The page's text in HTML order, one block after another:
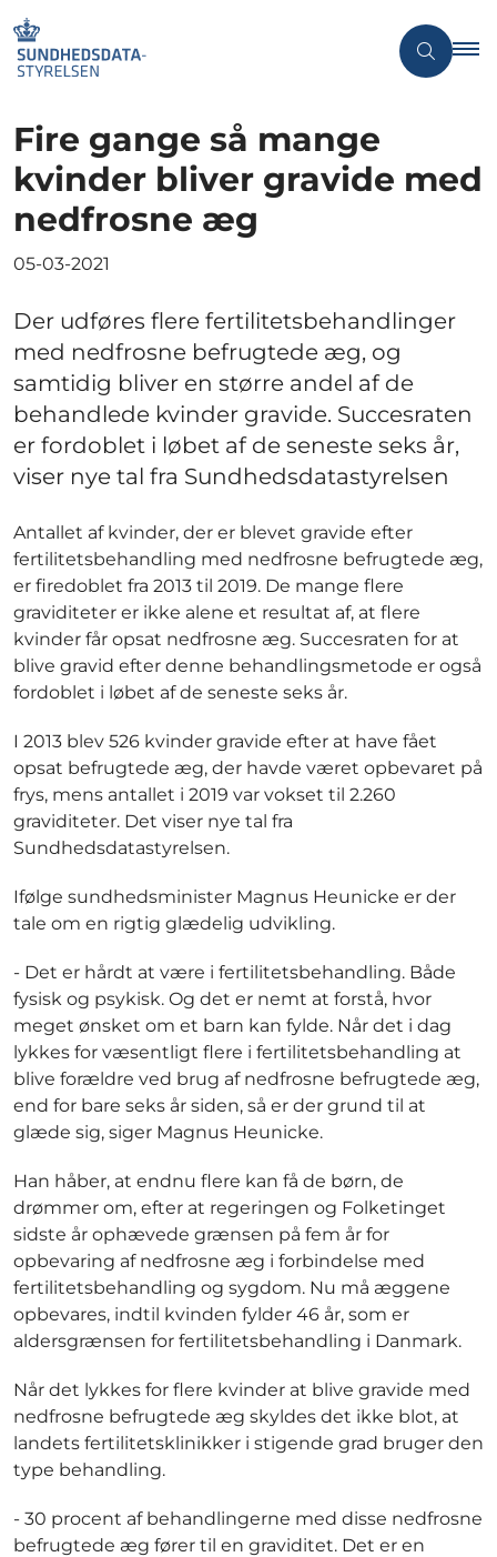
Fire gange så mange
kvinder bliver gravide med
nedfrosne æg
05-03-2021
Der udføres flere fertilitetsbehandlinger
med nedfrosne befrugtede æg, og
samtidig bliver en større andel af de
behandlede kvinder gravide. Succesraten
er fordoblet i løbet af de seneste seks år,
viser nye tal fra Sundhedsdatastyrelsen
Antallet af kvinder, der er blevet gravide efter
fertilitetsbehandling med nedfrosne befrugtede æg,
er firedoblet fra 2013 til 2019. De mange flere
graviditeter er ikke alene et resultat af, at flere
kvinder får opsat nedfrosne æg. Succesraten for at
blive gravid efter denne behandlingsmetode er også
fordoblet i løbet af de seneste seks år.
I 2013 blev 526 kvinder gravide efter at have fået
opsat befrugtede æg, der havde været opbevaret på
frys, mens antallet i 2019 var vokset til 2.260
graviditeter. Det viser nye tal fra
Sundhedsdatastyrelsen.
Ifølge sundhedsminister Magnus Heunicke er der
tale om en rigtig glædelig udvikling.
- Det er hårdt at være i fertilitetsbehandling. Både
fysisk og psykisk. Og det er nemt at forstå, hvor
meget ønsket om et barn kan fylde. Når det i dag
lykkes for væsentligt flere i fertilitetsbehandling at
blive forældre ved brug af nedfrosne befrugtede æg,
end for bare seks år siden, så er der grund til at
glæde sig, siger Magnus Heunicke.
Han håber, at endnu flere kan få de børn, de
drømmer om, efter at regeringen og Folketinget
sidste år ophævede grænsen på fem år for
opbevaring af nedfrosne æg i forbindelse med
fertilitetsbehandling og sygdom. Nu må æggene
opbevares, indtil kvinden fylder 46 år, som er
aldersgrænsen for fertilitetsbehandling i Danmark.
Når det lykkes for flere kvinder at blive gravide med
nedfrosne befrugtede æg skyldes det ikke blot, at
landets fertilitetsklinikker i stigende grad bruger den
type behandling.
- 30 procent af behandlingerne med disse nedfrosne
befrugtede æg fører til en graviditet. Det er en